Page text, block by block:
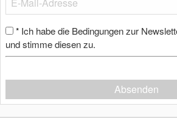
* Ich habe die Bedingungen zur
und stimme diesen zu.
Absenden